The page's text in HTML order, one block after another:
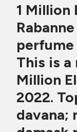
1 Million
This is a
Million
2022.
davana;